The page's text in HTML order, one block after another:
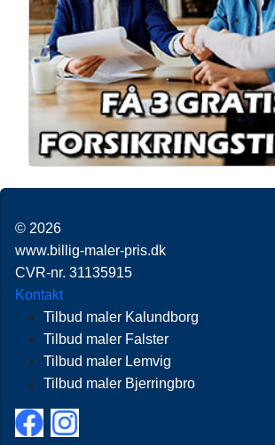
© 2026
www.billig-maler-pris.dk
CVR-nr. 31135915
Kontakt
Tilbud maler Kalundborg
Tilbud maler Falster
Tilbud maler Lemvig
Tilbud maler Bjerringbro